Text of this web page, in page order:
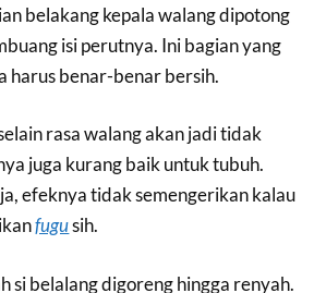
belakang kepala walang dipotong
isi perutnya. Ini bagian yang
harus benar-benar bersih.
rasa walang akan jadi tidak
juga kurang baik untuk tubuh.
efeknya tidak semengerikan kalau
fugusih.
si belalang digoreng hingga renyah.